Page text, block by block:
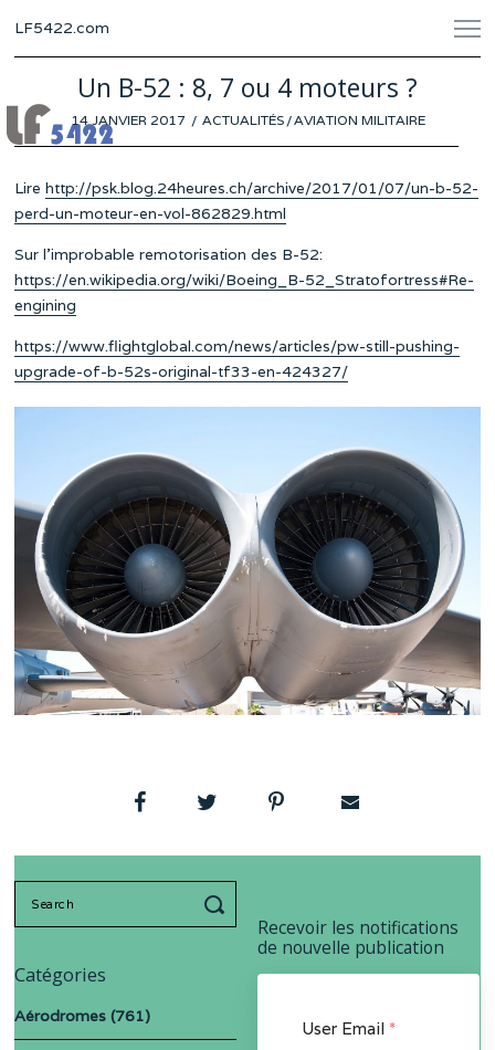
LF5422.com
Un B-52 : 8, 7 ou 4 moteurs ?
POSTED
ON
14 JANVIER 2017 ACTUALITÉS /AVIATION MILITAIRE
Lirehttp://psk.blog.24heures.ch/archive/2017/01/07/un-b-52-
perd-un-moteur-en-vol-862829.html
Sur l’improbable remotorisation des B-52:
https://en.wikipedia.org/wiki/Boeing_B-52_Stratofortress#Re-
engining
https://www.flightglobal.com/news/articles/pw-still-pushing-
upgrade-of-b-52s-original-tf33-en-424327/
Recevoir les notifications
de nouvelle publication
User Email *
Catégories
Aérodromes (761)